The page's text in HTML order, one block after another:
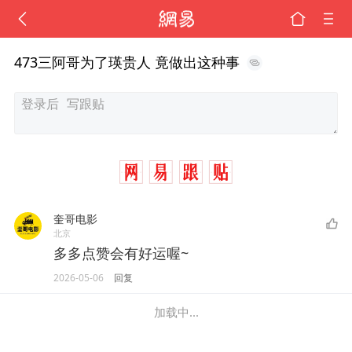
473三阿哥为了瑛贵人 竟做出这种事
奎哥电影
北京
多多点赞会有好运喔~
2026-05-06 回复
加载中...